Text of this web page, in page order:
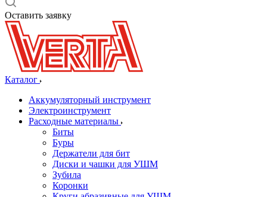
Оставить заявку
Каталог
Аккумуляторный инструмент
Электроинструмент
Расходные материалы
Биты
Буры
Держатели для бит
Диски и чашки для УШМ
Зубила
Коронки